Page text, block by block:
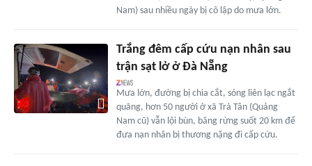
Nam) sau nhiều ngày bị cô lập do mưa lớn.
Trắng đêm cấp cứu nạn nhân sau
trận sạt lở ở Đà Nẵng
Mưa lớn, đường bị chia cắt, sóng liên lạc ngắt
quãng, hơn 50 người ở xã Trà Tân (Quảng
Nam cũ) vẫn lội bùn, băng rừng suốt 20 km để
đưa nạn nhân bị thương nặng đi cấp cứu.